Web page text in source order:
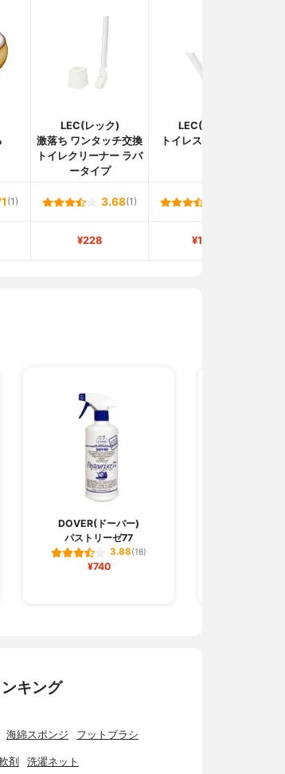
LEC(レック)
激落ち ワンタッチ交換
トイレクリーナー ラバ
ータイプ
LEC(レック)
トイレステーション
(1) 3.68(1)
¥228 ¥1,017
DOVER(ドーバー)
パストリーゼ77
3.88(18)
¥740
キング
海綿スポンジ フットブラシ
剤 洗濯ネット